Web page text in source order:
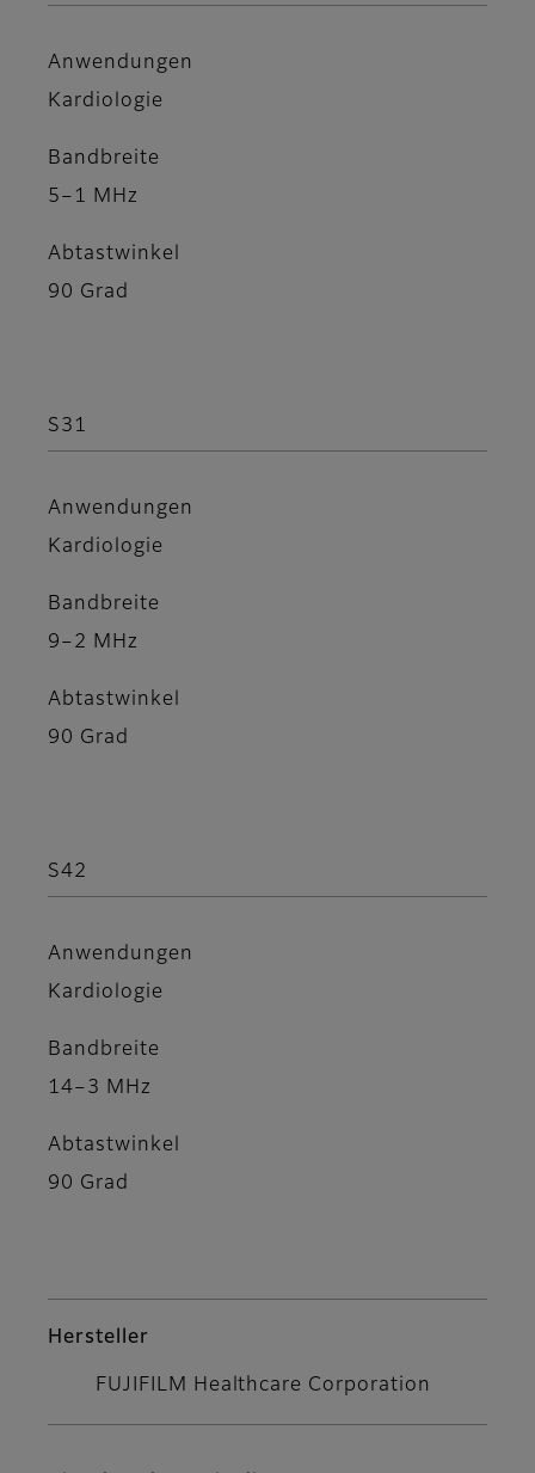
Anwendungen
Kardiologie
Bandbreite
5–1 MHz
Abtastwinkel
90 Grad
S31
Anwendungen
Kardiologie
Bandbreite
9–2 MHz
Abtastwinkel
90 Grad
S42
Anwendungen
Kardiologie
Bandbreite
14–3 MHz
Abtastwinkel
90 Grad
Hersteller
FUJIFILM Healthcare Corporation